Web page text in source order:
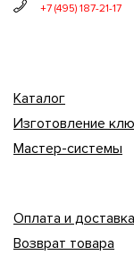
+7 (495) 187-21-17
Каталог
Изготовление
Мастер-системы
Оплата и доставка
Возврат товара